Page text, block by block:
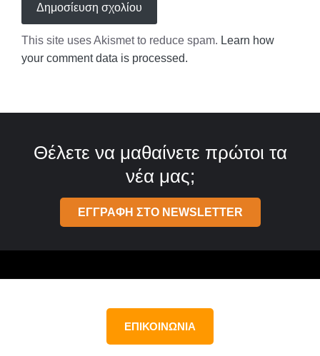
This site uses Akismet to reduce spam. Learn how
your comment data is processed.
Θέλετε να μαθαίνετε πρώτοι τα
νέα μας;
ΕΓΓΡΑΦΗ ΣΤΟ NEWSLETTER
ΕΠΙΚΟΙΝΩΝΙΑ